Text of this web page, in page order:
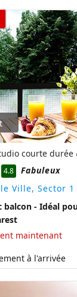
courte durée
4.8
Fabuleux
Ville, Sector 1
- Idéal
maintenant
à l'arrivée